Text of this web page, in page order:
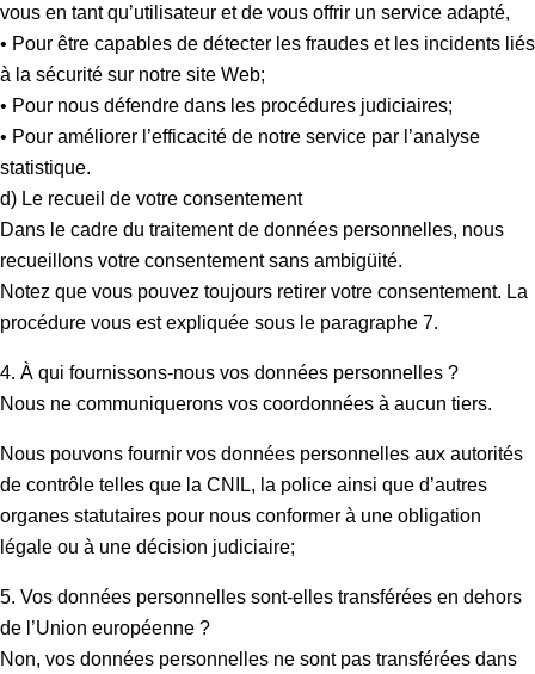
vous en tant qu’utilisateur et de vous offrir un service adapté,
• Pour être capables de détecter les fraudes et les incidents liés
à la sécurité sur notre site Web;
• Pour nous défendre dans les procédures judiciaires;
• Pour améliorer l’efficacité de notre service par l’analyse
statistique.
d) Le recueil de votre consentement
Dans le cadre du traitement de données personnelles, nous
recueillons votre consentement sans ambigüité.
Notez que vous pouvez toujours retirer votre consentement. La
procédure vous est expliquée sous le paragraphe 7.
4. À qui fournissons-nous vos données personnelles ?
Nous ne communiquerons vos coordonnées à aucun tiers.
Nous pouvons fournir vos données personnelles aux autorités
de contrôle telles que la CNIL, la police ainsi que d’autres
organes statutaires pour nous conformer à une obligation
légale ou à une décision judiciaire;
5. Vos données personnelles sont-elles transférées en dehors
de l’Union européenne ?
Non, vos données personnelles ne sont pas transférées dans